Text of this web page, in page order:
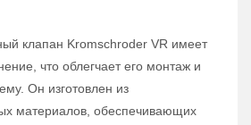
клапан Kromschroder VR имеет
что облегчает его монтаж и
Он изготовлен из
материалов, обеспечивающих